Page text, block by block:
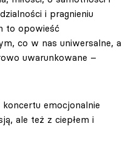
i pragnieniu
to opowieść
co w nas uniwersalne, a
uwarunkowane –
emocjonalnie
ale też z ciepłem i